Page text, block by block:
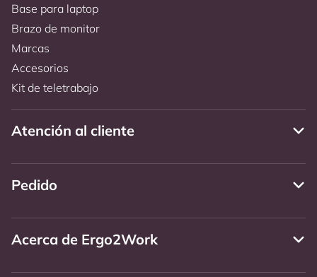
Base para laptop
Brazo de monitor
Marcas
Accesorios
Kit de teletrabajo
Atención al cliente
Pedido
Acerca de Ergo2Work